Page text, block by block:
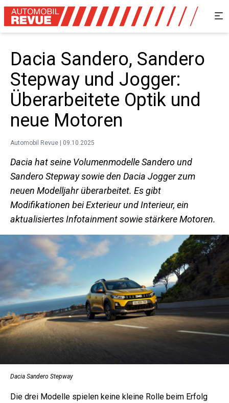
Dacia Sandero, Sandero
Stepway und Jogger:
Überarbeitete Optik und
neue Motoren
Automobil Revue | 09.10.2025
Dacia hat seine Volumenmodelle Sandero und
Sandero Stepway sowie den Dacia Jogger zum
neuen Modelljahr überarbeitet. Es gibt
Modifikationen bei Exterieur und Interieur, ein
aktualisiertes Infotainment sowie stärkere Motoren.
Dacia Sandero Stepway
Die drei Modelle spielen keine kleine Rolle beim Erfolg